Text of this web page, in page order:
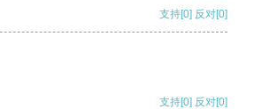
支持[0] 反对[0]
支持[0] 反对[0]